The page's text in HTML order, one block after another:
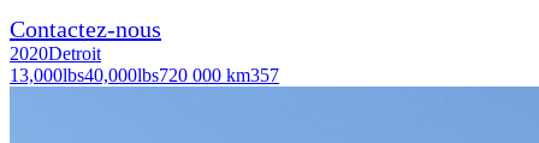
Contactez-nous
2020Detroit
13,000lbs40,000lbs720 000 km357